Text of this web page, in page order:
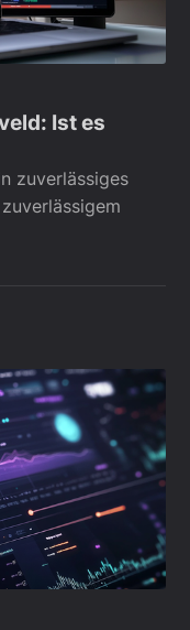
Ist es
zuverlässiges